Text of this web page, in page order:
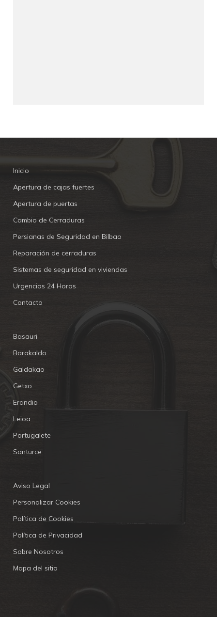
Inicio
Apertura de cajas fuertes
Apertura de puertas
Cambio de Cerraduras
Persianas de Seguridad en Bilbao
Reparación de cerraduras
Sistemas de seguridad en viviendas
Urgencias 24 Horas
Contacto
Basauri
Barakaldo
Galdakao
Getxo
Erandio
Leioa
Portugalete
Santurce
Aviso Legal
Personalizar Cookies
Política de Cookies
Política de Privacidad
Sobre Nosotros
Mapa del sitio